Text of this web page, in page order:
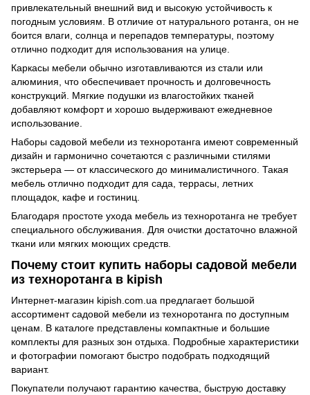
привлекательный внешний вид и высокую устойчивость к
погодным условиям. В отличие от натурального ротанга, он не
боится влаги, солнца и перепадов температуры, поэтому
отлично подходит для использования на улице.
Каркасы мебели обычно изготавливаются из стали или
алюминия, что обеспечивает прочность и долговечность
конструкций. Мягкие подушки из влагостойких тканей
добавляют комфорт и хорошо выдерживают ежедневное
использование.
Наборы садовой мебели из техноротанга имеют современный
дизайн и гармонично сочетаются с различными стилями
экстерьера — от классического до минималистичного. Такая
мебель отлично подходит для сада, террасы, летних
площадок, кафе и гостиниц.
Благодаря простоте ухода мебель из техноротанга не требует
специального обслуживания. Для очистки достаточно влажной
ткани или мягких моющих средств.
Почему стоит купить наборы садовой мебели
из техноротанга в kipish
Интернет-магазин kipish.com.ua предлагает большой
ассортимент садовой мебели из техноротанга по доступным
ценам. В каталоге представлены компактные и большие
комплекты для разных зон отдыха. Подробные характеристики
и фотографии помогают быстро подобрать подходящий
вариант.
Покупатели получают гарантию качества, быструю доставку